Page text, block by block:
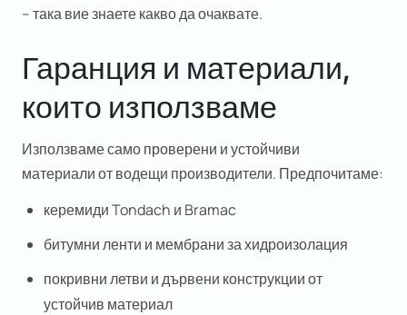
– така вие знаете какво да очаквате.
Гаранция и материали,
които използваме
Използваме самопроверени и устойчиви
материалиот водещи производители. Предпочитаме:
керемиди Tondach и Bramac
битумни ленти и мембрани за хидроизолация
покривни летви и дървени конструкции от
устойчив материал